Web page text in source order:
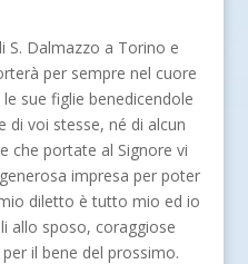
S. Dalmazzo a Torino e
per sempre nel cuore
sue figlie benedicendole
di voi stesse, né di alcun
che portate al Signore vi
impresa per poter
diletto è tutto mio ed io
allo sposo, coraggiose
il bene del prossimo.